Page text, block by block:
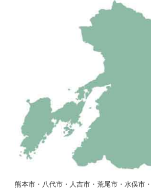
熊本市・八代市・人吉市・荒尾市・水俣市